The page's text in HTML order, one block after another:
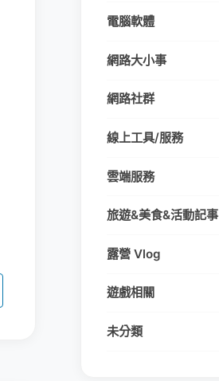
電腦軟體
網路大小事
網路社群
線上工具/服務
雲端服務
旅遊&美食&活動記事
露營 Vlog
遊戲相關
未分類